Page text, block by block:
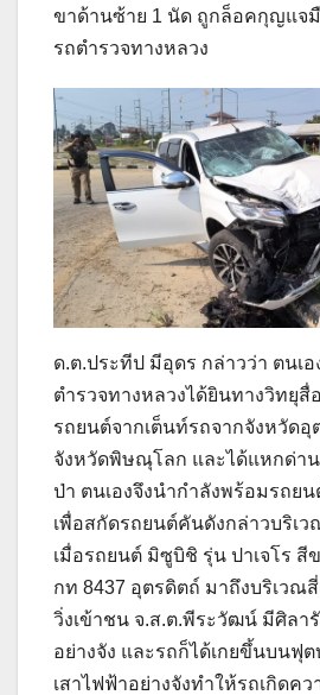
ขาด้านซ้าย 1 นัด ถูกล็อคกุญแจ
รถตำรวจทางหลวง
ด.ต.ประทีป มีอุดร กล่าวว่า ตนเ
ตำรวจทางหลวงได้ยินทางวิทยุสื่
รถยนต์จากเต็นท์รถจากจังหวัด
จังหวัดพิษณุโลก และได้แหกด่า
ป่า ตนเองจึงนำกำลังพร้อมรถย
เพื่อสกัดรถยนต์คันดังกล่าวบริเ
เมื่อรถยนต์ มิซูบิชิ รุ่น ปาเจโร สี
กท 8437 อุตรดิตถ์ มาถึงบริเวณ
วิ่งเข้าชน จ.ส.ต.พีระวัฒน์ มีศิลา
อย่างจัง และรถก็ได้เกยขึ้นบนฟุ
เสาไฟฟ้าอย่างจังทำให้รถเกิดค